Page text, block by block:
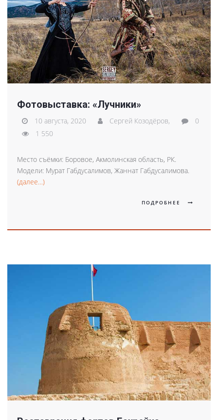
Фотовыставка: «Лучники»
10 августа, 2020 Сергей Козодёров,
0
1 550
Место съёмки: Боровое, Акмолинская область, РК.
Модели: Мурат Габдусалимов, Жаннат Габдусалимова.
(далее…)
ПОДРОБНЕЕ